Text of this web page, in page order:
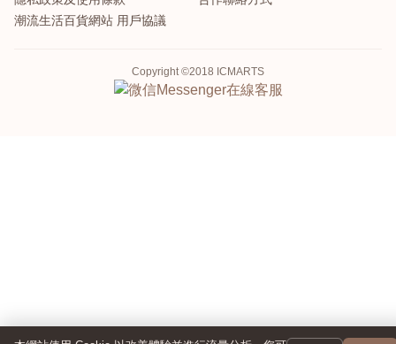
潮流生活百貨網站 用戶協議
Copyright ©2018 ICMARTS
Messenger在線客服